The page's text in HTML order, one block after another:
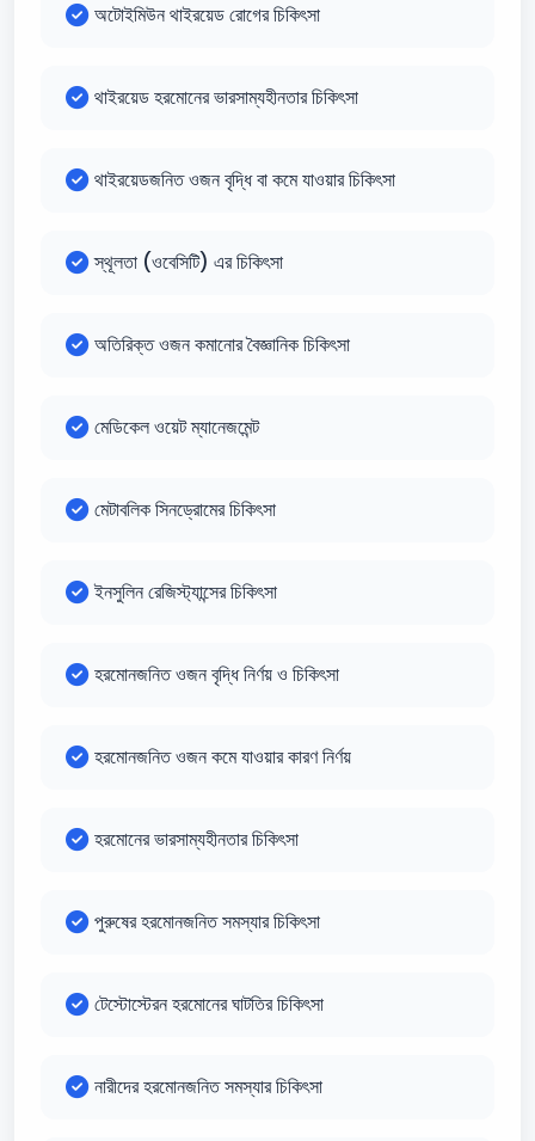
অটোইমিউন থাইরয়েড রোগের চিকিৎসা
থাইরয়েড হরমোনের ভারসাম্যহীনতার চিকিৎসা
থাইরয়েডজনিত ওজন বৃদ্ধি বা কমে যাওয়ার চিকিৎসা
স্থূলতা (ওবেসিটি) এর চিকিৎসা
অতিরিক্ত ওজন কমানোর বৈজ্ঞানিক চিকিৎসা
মেডিকেল ওয়েট ম্যানেজমেন্ট
মেটাবলিক সিনড্রোমের চিকিৎসা
ইনসুলিন রেজিস্ট্যান্সের চিকিৎসা
হরমোনজনিত ওজন বৃদ্ধি নির্ণয় ও চিকিৎসা
হরমোনজনিত ওজন কমে যাওয়ার কারণ নির্ণয়
হরমোনের ভারসাম্যহীনতার চিকিৎসা
পুরুষের হরমোনজনিত সমস্যার চিকিৎসা
টেস্টোস্টেরন হরমোনের ঘাটতির চিকিৎসা
নারীদের হরমোনজনিত সমস্যার চিকিৎসা